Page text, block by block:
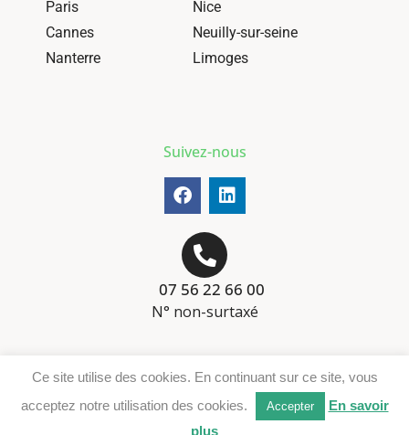
Paris
Nice
Cannes
Neuilly-sur-seine
Nanterre
Limoges
Suivez-nous
07 56 22 66 00
N° non-surtaxé
Téléchargement DER
Ce site utilise des cookies. En continuant sur ce site, vous
acceptez notre utilisation des cookies.
Accepter
En savoir
plus